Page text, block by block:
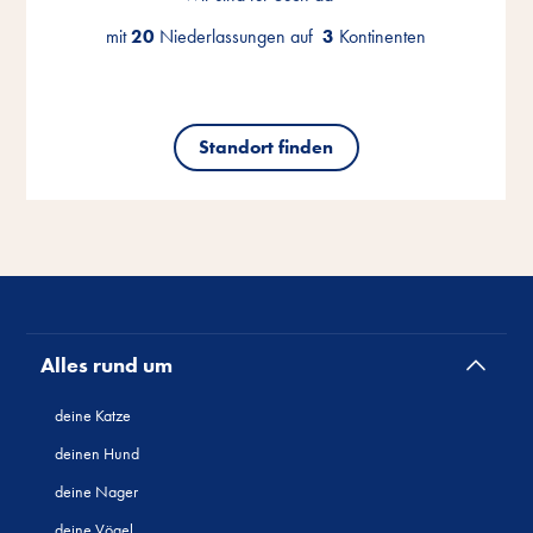
mit20 Niederlassungen auf3 Kontinenten
Standort finden
mit20 Niederlassungen auf3 Kontinenten
Standort finden
mit20 Niederlassungen auf3 Kontinenten
Standort finden
Alles rund um
deine Katze
deinen Hund
deine Nager